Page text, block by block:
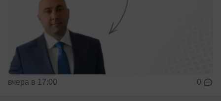
вчера в 17:00 0